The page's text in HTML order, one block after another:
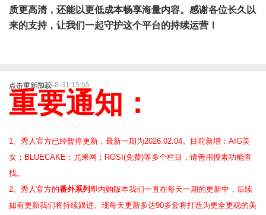
质更高清，还能以更低成本畅享海量内容。感谢各位长久以
来的支持，让我们一起守护这个平台的持续运营！
点击重新加载2025-8-31 15:55
重要通知：
1、秀人官方已经暂停更新，最新一期为2026.02.04。目前新增：AIG美
女；BLUECAKE；尤果网；ROSI(免费)等多个栏目，请善用搜素功能查
找。
2、 秀人官方的番外系列 即内购版本我们一直在每天一期的更新中，后续
如有更新我们将持续跟进。现每天更新多达90多套将打造为更全更稳的美